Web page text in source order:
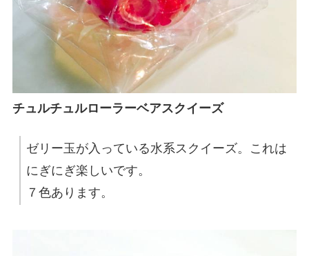
チュルチュルローラーベアスクイーズ
ゼリー玉が入っている水系スクイーズ。これは
にぎにぎ楽しいです。
７色あります。